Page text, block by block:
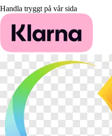
Handla tryggt på vår sida